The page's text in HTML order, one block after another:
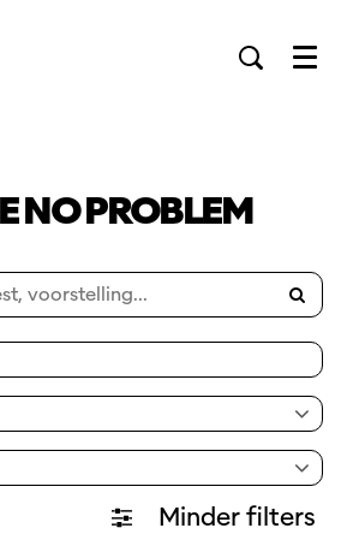
NO PROBLEM
Minder filters